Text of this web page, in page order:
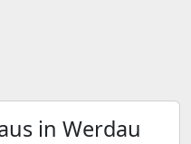
in Werdau